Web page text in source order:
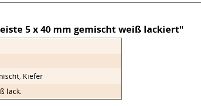
5 x 40 mm gemischt weiß lackiert"
Kiefer
lack.